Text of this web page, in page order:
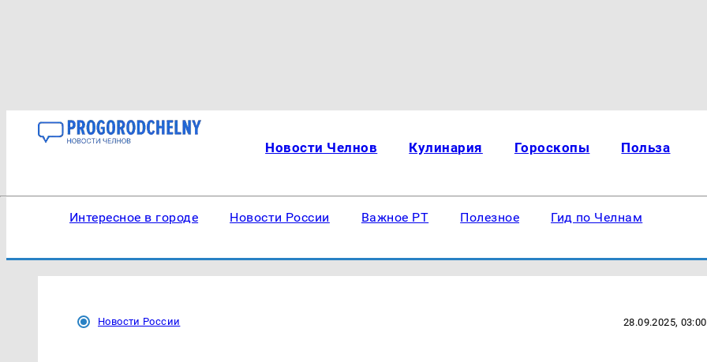
Новости Челнов Кулинария Гороскопы Польза
Интересное в городе Новости России Важное РТ Полезное Гид по Челнам
Новости России 28.09.2025, 03:00